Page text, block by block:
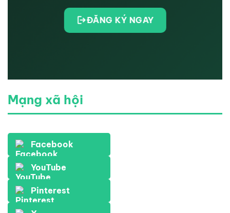
ĐĂNG KÝ NGAY
Mạng xã hội
Facebook
YouTube
Pinterest